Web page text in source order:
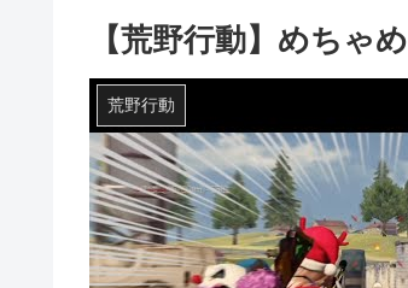
【荒野行動】めちゃ
荒野行動